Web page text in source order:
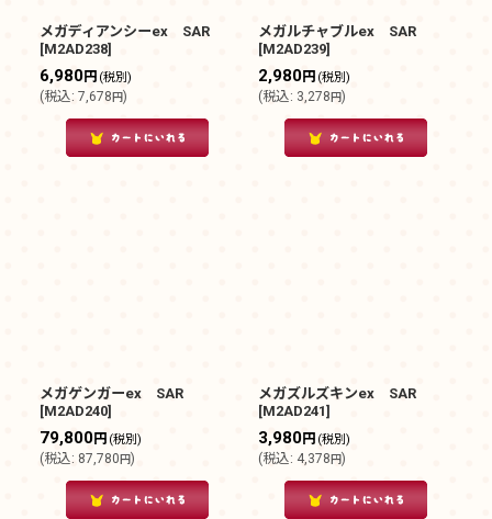
メガディアンシーex SAR
[M2AD238]
6,980円 (税別)
(税込: 7,678円)
メガルチャブルex SAR
[M2AD239]
2,980円 (税別)
(税込: 3,278円)
メガゲンガーex SAR
[M2AD240]
79,800円 (税別)
(税込: 87,780円)
メガズルズキンex SAR
[M2AD241]
3,980円 (税別)
(税込: 4,378円)